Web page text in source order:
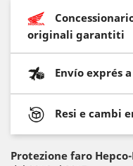
originali garantiti
Envío exprés
Resi e cambi
Protezione faro